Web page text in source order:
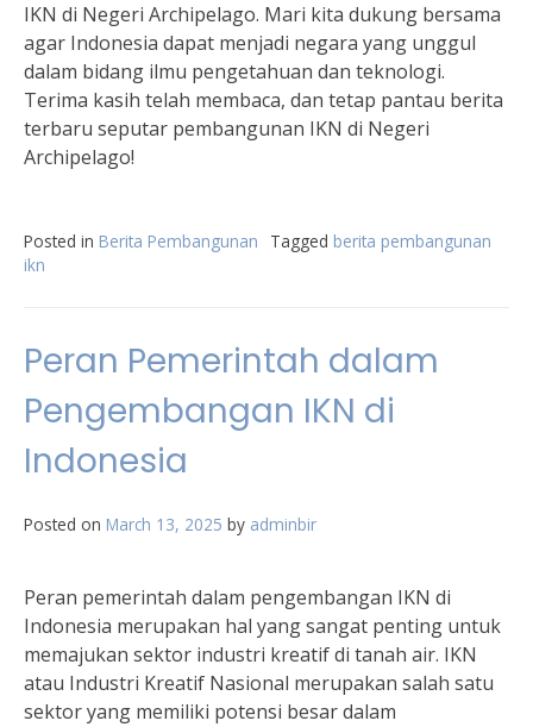
IKN di Negeri Archipelago. Mari kita dukung bersama
agar Indonesia dapat menjadi negara yang unggul
dalam bidang ilmu pengetahuan dan teknologi.
Terima kasih telah membaca, dan tetap pantau berita
terbaru seputar pembangunan IKN di Negeri
Archipelago!
Posted in Berita Pembangunan Tagged berita pembangunan
ikn
Peran Pemerintah dalam
Pengembangan IKN di
Indonesia
Posted on March 13, 2025 by adminbir
Peran pemerintah dalam pengembangan IKN di
Indonesia merupakan hal yang sangat penting untuk
memajukan sektor industri kreatif di tanah air. IKN
atau Industri Kreatif Nasional merupakan salah satu
sektor yang memiliki potensi besar dalam